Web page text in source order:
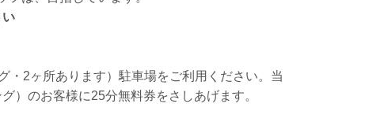
・2ヶ所あります）駐車場をご利用ください。当
）のお客様に25分無料券をさしあげます。